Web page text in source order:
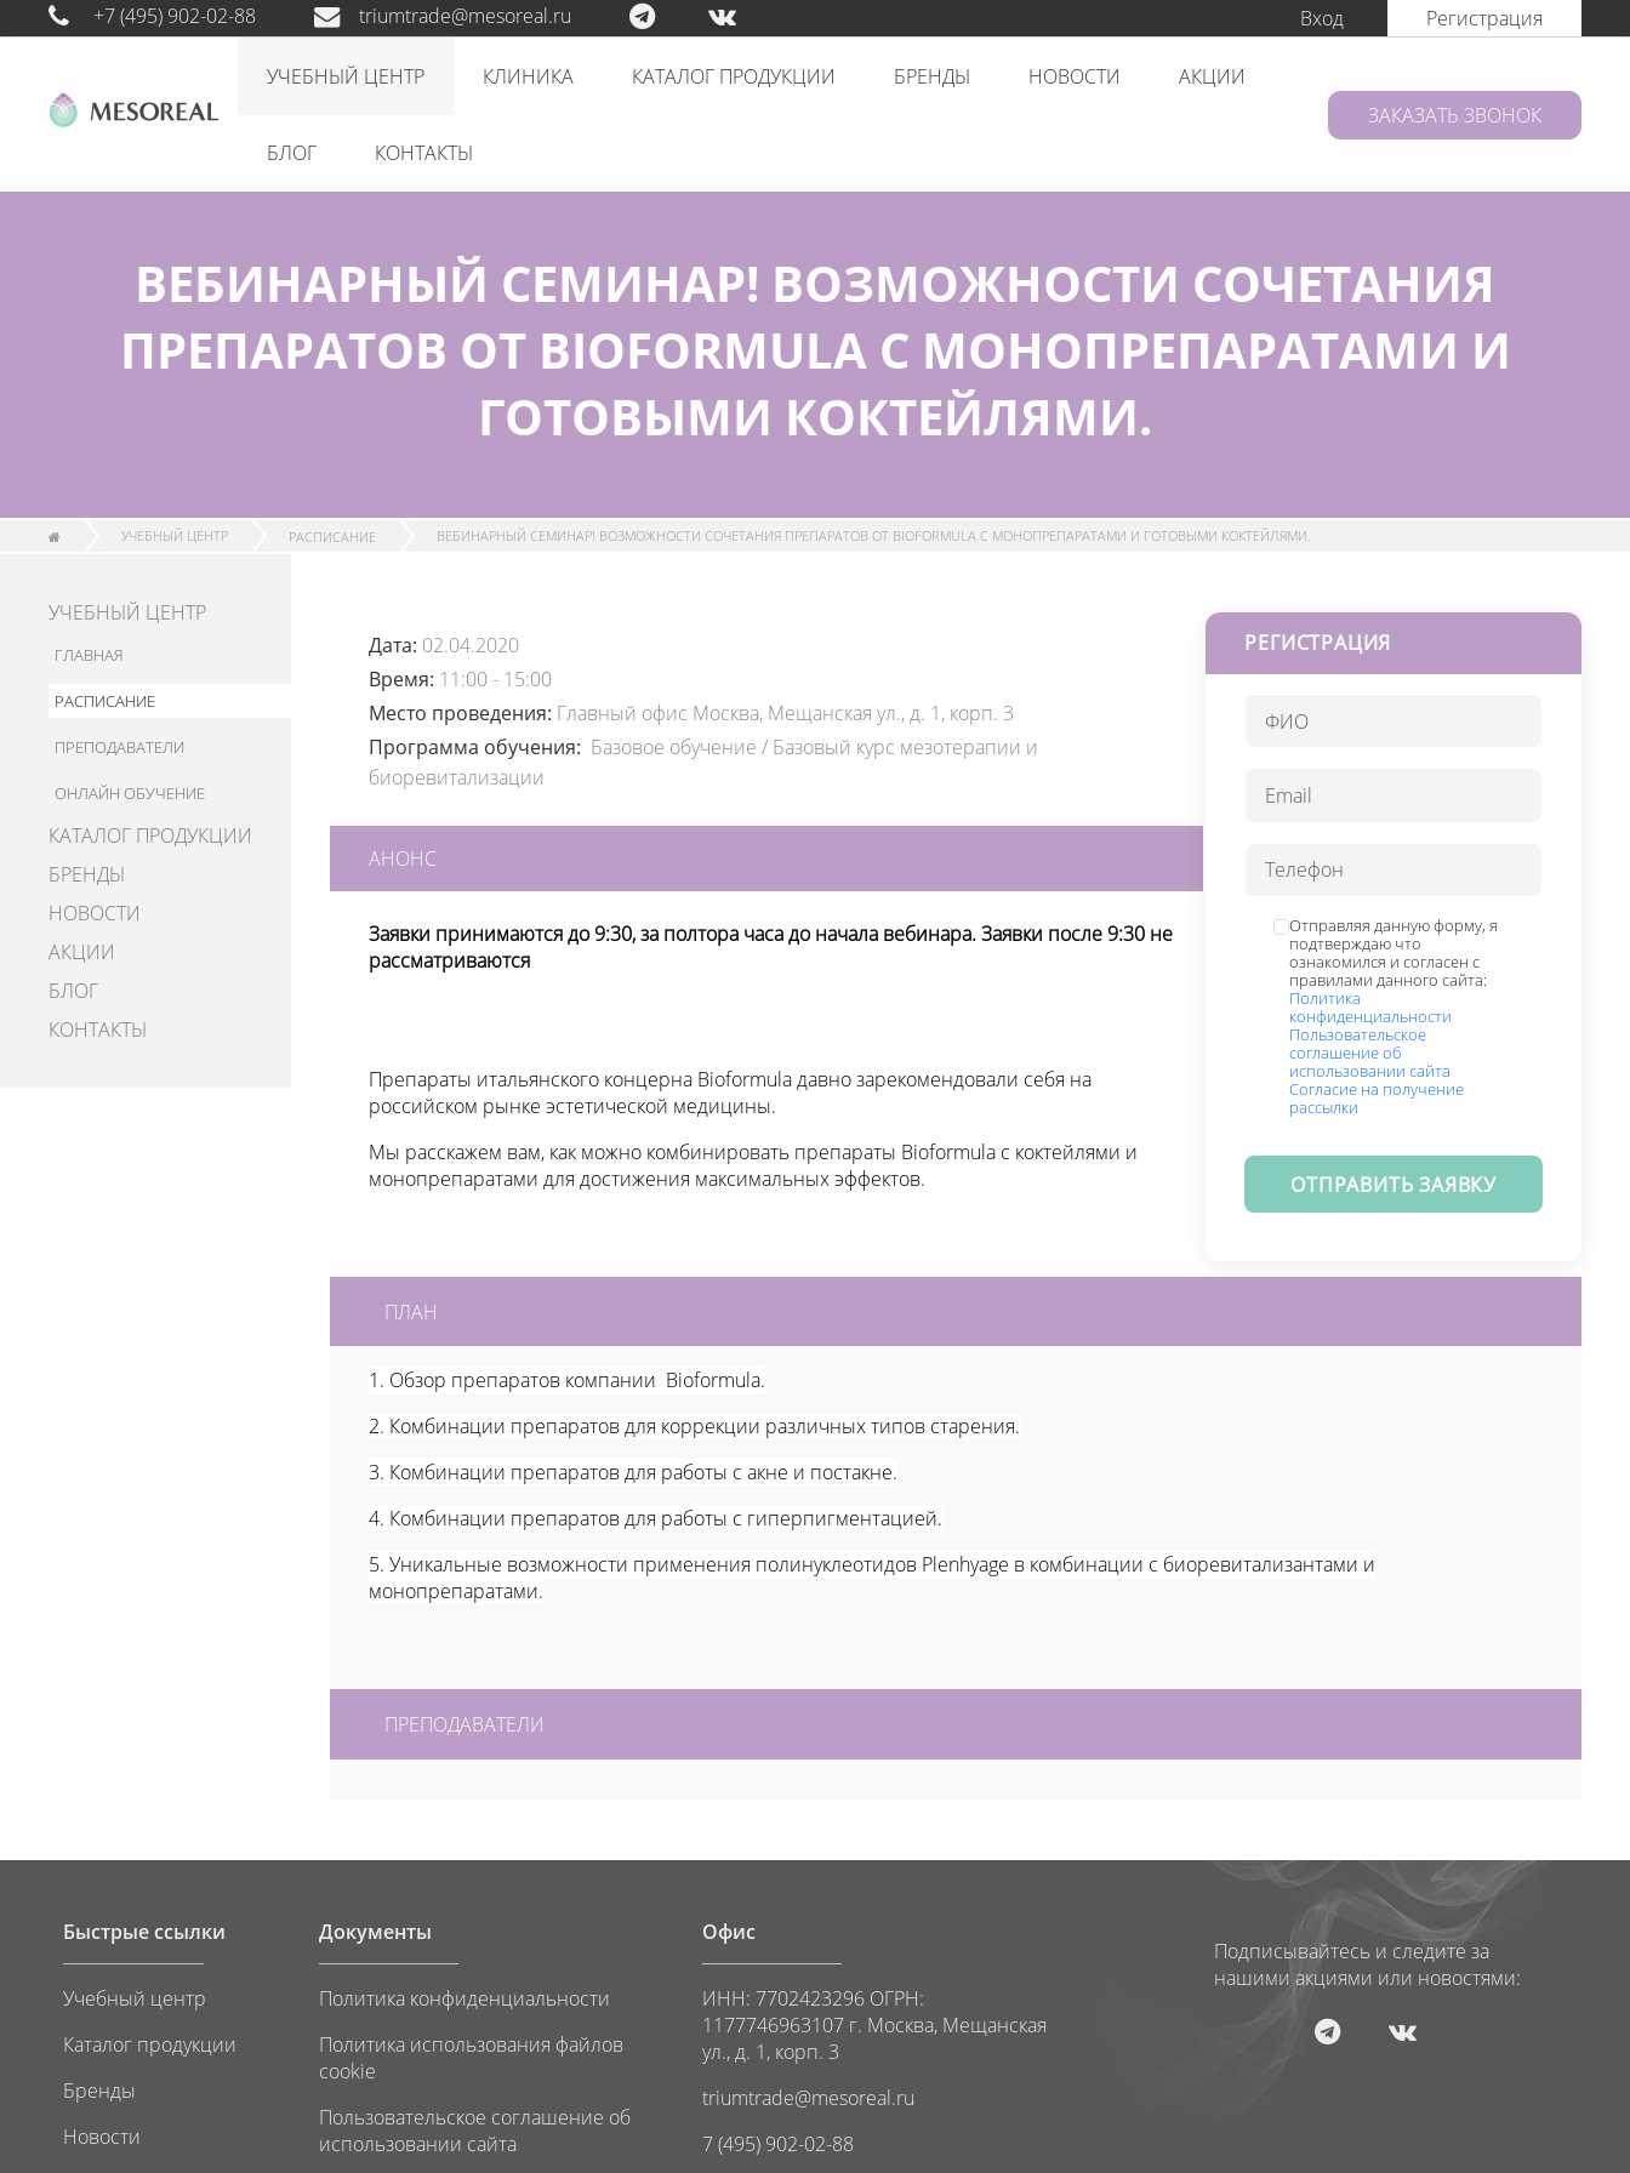
+7 (495) 902-02-88 triumtrade@mesoreal.ru Вход Регистрация
УЧЕБНЫЙ ЦЕНТР КЛИНИКА КАТАЛОГ ПРОДУКЦИИ БРЕНДЫ НОВОСТИ АКЦИИ
БЛОГ КОНТАКТЫ
ЗАКАЗАТЬ ЗВОНОК
ВЕБИНАРНЫЙ СЕМИНАР! ВОЗМОЖНОСТИ СОЧЕТАНИЯ
ПРЕПАРАТОВ ОТ BIOFORMULA С МОНОПРЕПАРАТАМИ И
ГОТОВЫМИ КОКТЕЙЛЯМИ.
УЧЕБНЫЙ ЦЕНТР РАСПИСАНИЕ ВЕБИНАРНЫЙ СЕМИНАР! ВОЗМОЖНОСТИ СОЧЕТАНИЯ ПРЕПАРАТОВ ОТ BIOFORMULA С МОНОПРЕПАРАТАМИ И ГОТОВЫМИ КОКТЕЙЛЯМИ.
УЧЕБНЫЙ ЦЕНТР
ГЛАВНАЯ
РАСПИСАНИЕ
ПРЕПОДАВАТЕЛИ
ОНЛАЙН ОБУЧЕНИЕ
КАТАЛОГ ПРОДУКЦИИ
БРЕНДЫ
НОВОСТИ
АКЦИИ
БЛОГ
КОНТАКТЫ
РЕГИСТРАЦИЯ
Отправляя данную форму, я
подтверждаю что
ознакомился и согласен с
правилами данного сайта:
Политика
конфиденциальности
Пользовательское
соглашение об
использовании сайта
Согласие на получение
рассылки
ОТПРАВИТЬ ЗАЯВКУ
Дата: 02.04.2020
Время: 11:00 - 15:00
Место проведения: Главный офис Москва, Мещанская ул., д. 1, корп. 3
Программа обучения: Базовое обучение / Базовый курс мезотерапии и
биоревитализации
АНОНС
Заявки принимаются до 9:30, за полтора часа до начала вебинара. Заявки после 9:30 не
рассматриваются
Препараты итальянского концерна Bioformula давно зарекомендовали себя на
российском рынке эстетической медицины.
Мы расскажем вам, как можно комбинировать препараты Bioformula с коктейлями и
монопрепаратами для достижения максимальных эффектов.
ПЛАН
1. Обзор препаратов компании Bioformula.
2. Комбинации препаратов для коррекции различных типов старения.
3. Комбинации препаратов для работы с акне и постакне.
4. Комбинации препаратов для работы с гиперпигментацией.
5. Уникальные возможности применения полинуклеотидов Plenhyage в комбинации с биоревитализантами и
монопрепаратами.
ПРЕПОДАВАТЕЛИ
Быстрые ссылки
Учебный центр
Каталог продукции
Бренды
Новости
Документы
Политика конфиденциальности
Политика использования файлов
cookie
Пользовательское соглашение об
использовании сайта
Офис
ИНН: 7702423296 ОГРН:
1177746963107 г. Москва, Мещанская
ул., д. 1, корп. 3
triumtrade@mesoreal.ru
7 (495) 902-02-88
Подписывайтесь и следите за
нашими акциями или новостями: